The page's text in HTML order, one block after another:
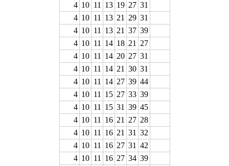
4 10 11 13 19 27 31
4 10 11 13 21 29 31
4 10 11 13 21 37 39
4 10 11 14 18 21
27
4 10 11 14 20 27 31
4 10 11 14 21 30 31
4 10 11 14 27 39 44
4 10 11 15 27 33 39
4 10 11 15 31 39 45
4 10 11 16 21 27 28
4 10 11 16 21 31 32
4 10 11 16 27 31 42
4 10 11 16 27 34 39